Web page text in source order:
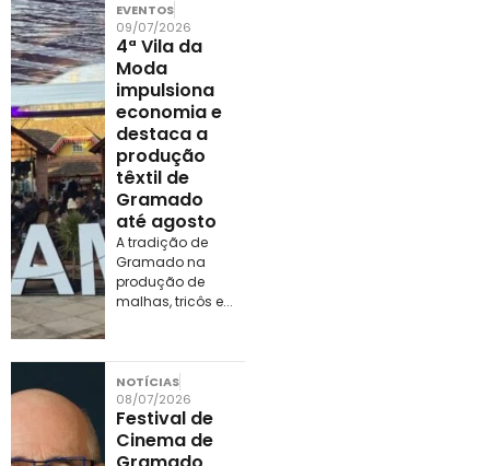
EVENTOS
09/07/2026
4ª Vila da
Moda
impulsiona
economia e
destaca a
produção
têxtil de
Gramado
até agosto
A tradição de
Gramado na
produção de
malhas, tricôs e...
NOTÍCIAS
08/07/2026
Festival de
Cinema de